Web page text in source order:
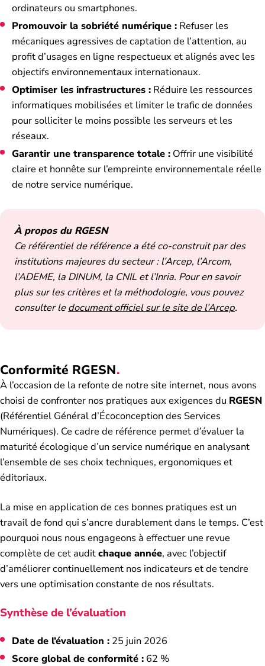
ordinateurs ou smartphones.
Promouvoir la sobriété numérique : Refuser les
mécaniques agressives de captation de l’attention, au
profit d’usages en ligne respectueux et alignés avec les
objectifs environnementaux internationaux.
Optimiser les infrastructures : Réduire les ressources
informatiques mobilisées et limiter le trafic de données
pour solliciter le moins possible les serveurs et les
réseaux.
Garantir une transparence totale : Offrir une visibilité
claire et honnête sur l’empreinte environnementale réelle
de notre service numérique.
À propos du RGESN
Ce référentiel de référence a été co-construit par des
institutions majeures du secteur : l’Arcep, l’Arcom,
l’ADEME, la DINUM, la CNIL et l’Inria. Pour en savoir
plus sur les critères et la méthodologie, vous pouvez
consulter ledocument officiel sur le site de l’Arcep.
Conformité RGESN
À l’occasion de la refonte de notre site internet, nous avons
choisi de confronter nos pratiques aux exigences du RGESN
(Référentiel Général d’Écoconception des Services
Numériques). Ce cadre de référence permet d’évaluer la
maturité écologique d’un service numérique en analysant
l’ensemble de ses choix techniques, ergonomiques et
éditoriaux.
La mise en application de ces bonnes pratiques est un
travail de fond qui s’ancre durablement dans le temps. C’est
pourquoi nous nous engageons à effectuer une revue
complète de cet auditchaque année, avec l’objectif
d’améliorer continuellement nos indicateurs et de tendre
vers une optimisation constante de nos résultats.
Synthèse de l’évaluation
Date de l’évaluation : 25 juin 2026
Score global de conformité : 62 %